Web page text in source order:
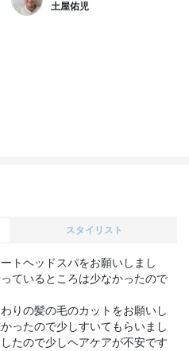
土屋佑児
スタイリスト
トヘッドスパをお願いしまし
ているところは少なかったので
りの髪の毛のカットをお願いし
ったので少しすいてもらいまし
たので少しヘアケアが不安です